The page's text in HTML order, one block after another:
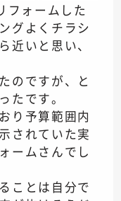
フォームした
グよくチラシ
近いと思い、
のですが、と
たです。
り予算範囲内
されていた実
ームさんでし
ことは自分で